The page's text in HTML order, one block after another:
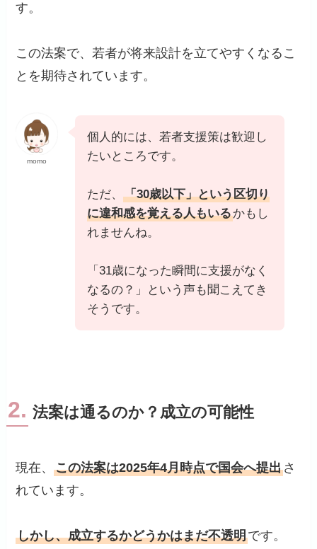
す。
この法案で、若者が将来設計を立てやすくなるこ
とを期待されています。
momo
個人的には、若者支援策は歓迎し
たいところです。
ただ、「30歳以下」という区切り
に違和感を覚える人もいるかもし
れませんね。
「31歳になった瞬間に支援がなく
なるの？」という声も聞こえてき
そうです。
2. 法案は通るのか？成立の可能性
現在、この法案は2025年4月時点で国会へ提出さ
れています。
しかし、成立するかどうかはまだ不透明です。